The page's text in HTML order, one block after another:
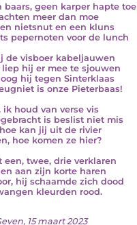
baars, geen karper hapte toe
meer dan moe
nietsnut en een kluns
pepernoten voor de lunch
de visboer kabeljauwen
hij er mee te sjouwen
hij tegen Sinterklaas
is onze Pieterbaas!
houd van verse vis
is beslist niet mis
kan jij uit de rivier
hoe komen ze hier?
een, twee, drie verklaren
aan zijn korte haren
hij schaamde zich dood
kleurden rood.
, 15 maart 2023